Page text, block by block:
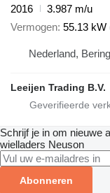
2016
3.987 m/u
Vermogen 55.13 kW
Nederland,
Leeijen Trading B.V.
Schrijf je in om nieuwe
wielladers Neuson
Abonneren